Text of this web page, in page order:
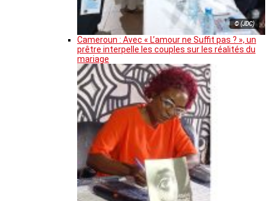
© (JDC)
Cameroun : Avec « L’amour ne Suffit pas ? », un
prêtre interpelle les couples sur les réalités du
mariage